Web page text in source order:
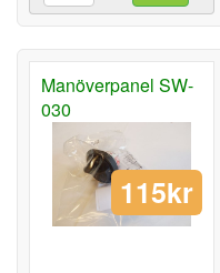
Manöverpanel SW-
030
115kr